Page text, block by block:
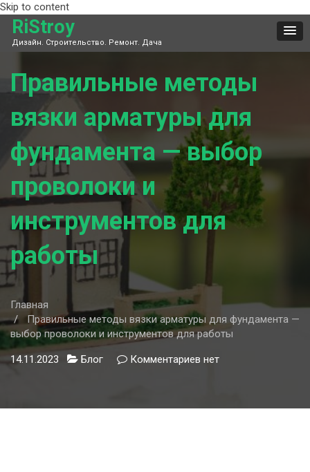
Skip to content
RiStroy
Дизайн. Строительство. Ремонт. Дача
Правильные методы
вязки арматуры для
фундамента — выбор
проволоки и
инструментов для
работы
Главная
Правильные методы вязки арматуры для фундамента —
выбор проволоки и инструментов для работы
14.11.2023 Блог Комментариев кнет